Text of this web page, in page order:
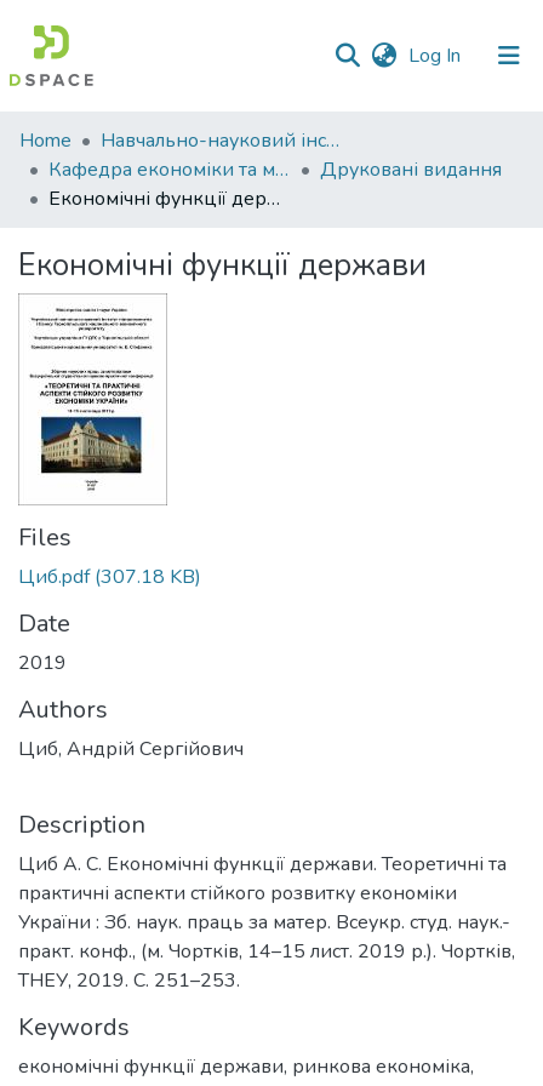
Log In (current)
Communities
&
Collections
Statistics
Home
Навчально-науковий інститут економіки, управління, права та інформаційних технологій
Кафедра економіки та міжнародних економічних відносин
Друковані видання
Економічні функції держави
Економічні функції держави
Files
Циб.pdf(307.18 KB)
Date
2019
Authors
Циб, Андрій Сергійович
Description
Циб А. С. Економічні функції держави. Теоретичні та
практичні аспекти стійкого розвитку економіки
України : Зб. наук. праць за матер. Всеукр. студ. наук.-
практ. конф., (м. Чортків, 14–15 лист. 2019 р.). Чортків,
ТНЕУ, 2019. C. 251–253.
Keywords
економічні функції держави, ринкова економіка,